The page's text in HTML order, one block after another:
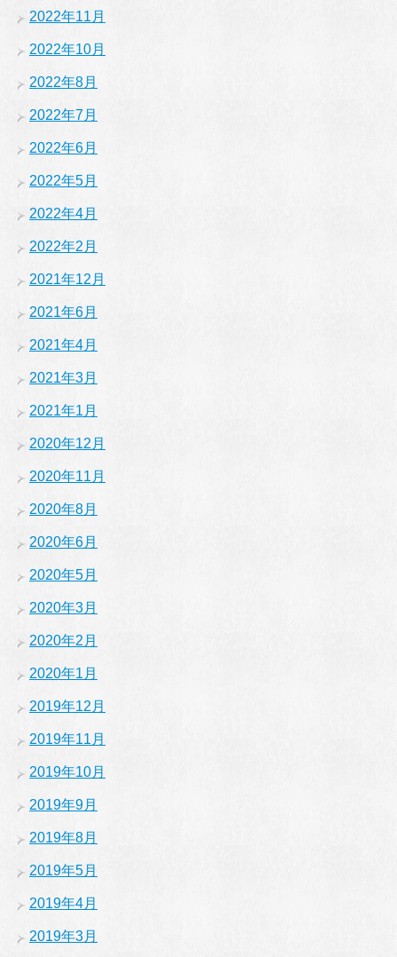
2022年11月
2022年10月
2022年8月
2022年7月
2022年6月
2022年5月
2022年4月
2022年2月
2021年12月
2021年6月
2021年4月
2021年3月
2021年1月
2020年12月
2020年11月
2020年8月
2020年6月
2020年5月
2020年3月
2020年2月
2020年1月
2019年12月
2019年11月
2019年10月
2019年9月
2019年8月
2019年5月
2019年4月
2019年3月